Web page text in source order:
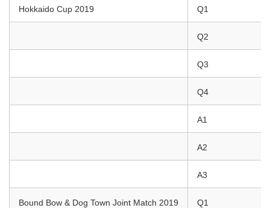
Hokkaido Cup 2019 Q1
Q2
Q3
Q4
A1
A2
A3
Bound Bow & Dog Town Joint Match 2019 Q1